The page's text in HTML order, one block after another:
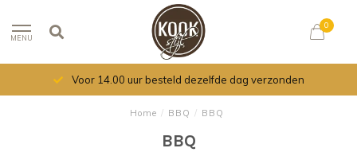
MENU
0
Voor 14.00 uur besteld dezelfde dag verzonden
Home / BBQ / BBQ
BBQ